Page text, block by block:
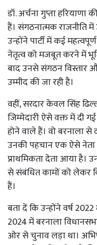
डॉ. अर्चना गुप्ता
हैं। संगठनात्मक राजनीति
उन्होंने पार्टी में कई
नेतृत्व को मजबूत करने में
बाद उनसे संगठन विस्तार
उम्मीद की जा रही है।
वहीं, सरदार केवल सिंह
जिम्मेदारी ऐसे वक्त में दी
होने वाले हैं। वो बरनाला
उनकी पहचान एक ऐसे
प्राथमिकता देता आया है।
से संबंधित कामों को लेकर
हैं।
बता दें कि उन्होंने वर्ष
2024 में बरनाला
ओर से चुनाव लड़ा था।